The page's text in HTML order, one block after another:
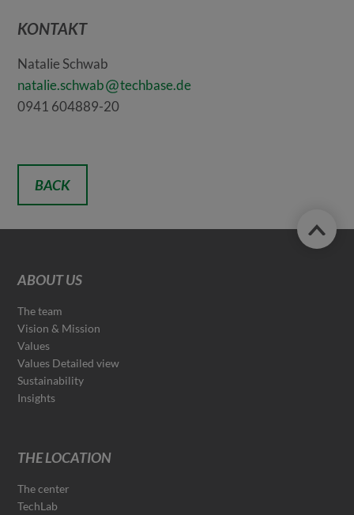
KONTAKT
Natalie Schwab
natalie.schwab
techbase.de
0941 604889-20
BACK
ABOUT US
The team
Vision & Mission
Values
Values Detailed view
Sustainability
Insights
THE LOCATION
The center
TechLab